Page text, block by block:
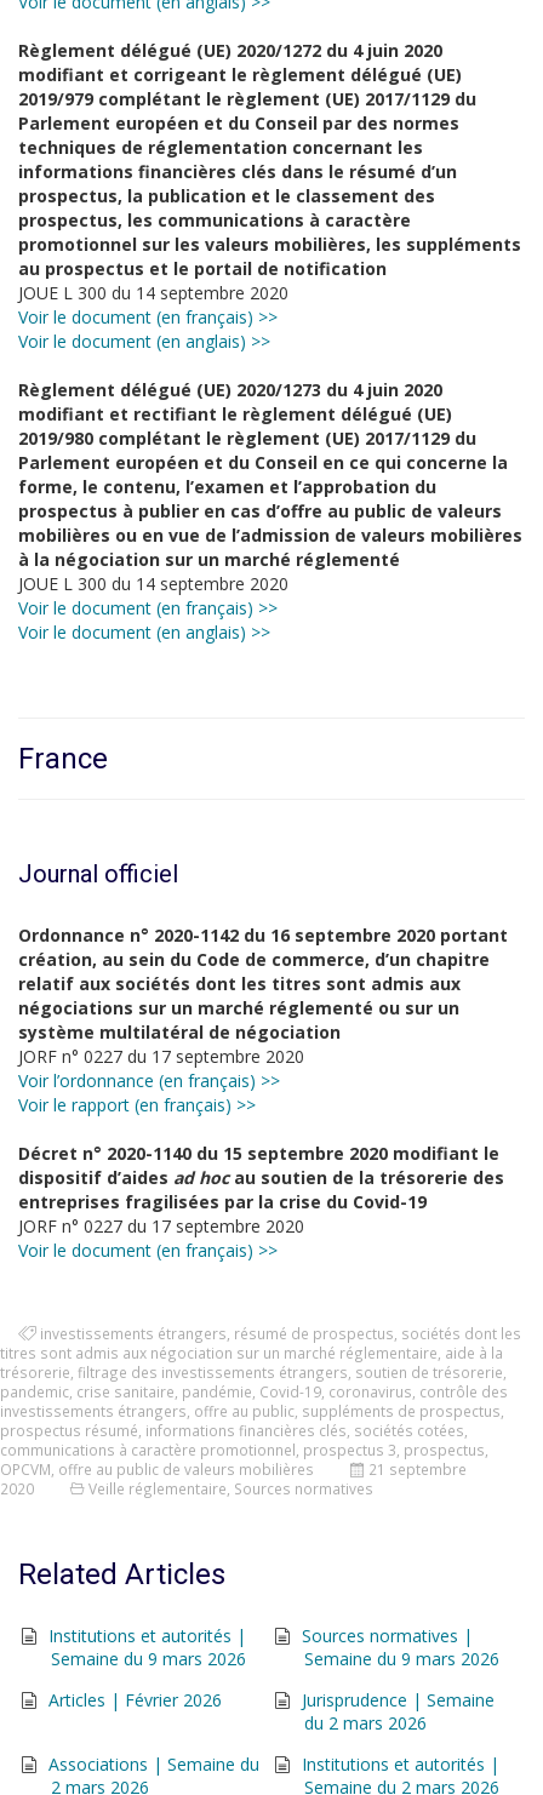
Règlement délégué (UE) 2020/1272 du 4 juin 2020
modifiant et corrigeant le règlement délégué (UE)
2019/979 complétant le règlement (UE) 2017/1129 du
Parlement européen et du Conseil par des normes
techniques de réglementation concernant les
informations financières clés dans le résumé d’un
prospectus, la publication et le classement des
prospectus, les communications à caractère
promotionnel sur les valeurs mobilières, les suppléments
au prospectus et le portail de notification
JOUE L 300 du 14 septembre 2020
Voir le document (en français) >>
Voir le document (en anglais) >>
Règlement délégué (UE) 2020/1273 du 4 juin 2020
modifiant et rectifiant le règlement délégué (UE)
2019/980 complétant le règlement (UE) 2017/1129 du
Parlement européen et du Conseil en ce qui concerne la
forme, le contenu, l’examen et l’approbation du
prospectus à publier en cas d’offre au public de valeurs
mobilières ou en vue de l’admission de valeurs mobilières
à la négociation sur un marché réglementé
JOUE L 300 du 14 septembre 2020
Voir le document (en français) >>
Voir le document (en anglais) >>
France
Journal officiel
Ordonnance n° 2020-1142 du 16 septembre 2020 portant
création, au sein du Code de commerce, d’un chapitre
relatif aux sociétés dont les titres sont admis aux
négociations sur un marché réglementé ou sur un
système multilatéral de négociation
JORF n° 0227 du 17 septembre 2020
Voir l’ordonnance (en français) >>
Voir le rapport (en français) >>
Décret n° 2020-1140 du 15 septembre 2020 modifiant le
dispositif d’aides ad hocau soutien de la trésorerie des
entreprises fragilisées par la crise du Covid-19
JORF n° 0227 du 17 septembre 2020
Voir le document (en français) >>
investissements étrangers résumé de prospectus sociétés dont les
titres sont admis aux négociation sur un marché réglementaire aide à la
trésorerie filtrage des investissements étrangers soutien de trésorerie
pandemic crise sanitaire pandémie Covid-19 coronavirus contrôle des
investissements étrangers offre au public suppléments de prospectus
prospectus résumé informations financières clés sociétés cotées
communications à caractère promotionnel prospectus 3 prospectus
OPCVM offre au public de valeurs mobilières
21 septembre
2020
Veille réglementaire Sources normatives
Related Articles
Institutions et autorités |
Semaine du 9 mars 2026
Sources normatives |
Semaine du 9 mars 2026
Articles | Février 2026
Jurisprudence | Semaine
du 2 mars 2026
Associations | Semaine du
2 mars 2026
Institutions et autorités |
Semaine du 2 mars 2026